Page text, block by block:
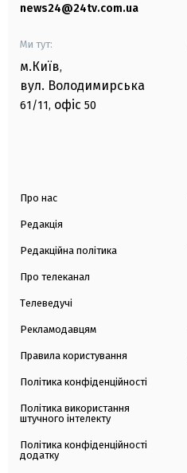
news24@24tv.com.ua
Ми тут:
м.Київ,
вул. Володимирська
61/11, офіс 50
Про нас
Редакція
Редакційна політика
Про телеканал
Телеведучі
Рекламодавцям
Правила користування
Політика конфіденційності
Політика використання
штучного інтелекту
Політика конфіденційності
додатку